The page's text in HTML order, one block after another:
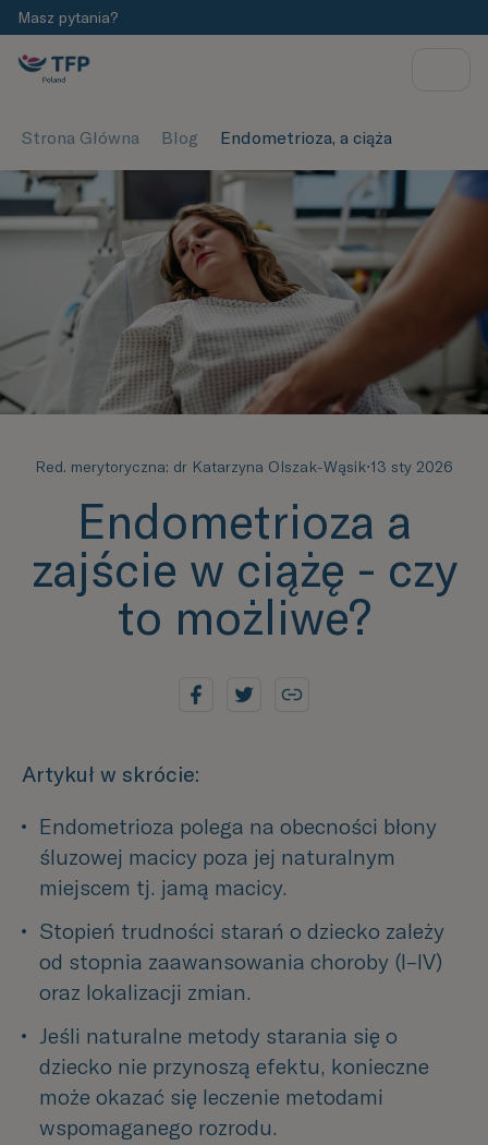
Masz pytania?
Strona Główna Blog Endometrioza, a ciąża
Red. merytoryczna: dr Katarzyna Olszak-Wąsik⋅13 sty 2026
Endometrioza a
zajście w ciążę - czy
to możliwe?
Artykuł w skrócie:
Endometrioza polega na obecności błony
śluzowej macicy poza jej naturalnym
miejscem tj. jamą macicy.
Stopień trudności starań o dziecko zależy
od stopnia zaawansowania choroby (I–IV)
oraz lokalizacji zmian.
Jeśli naturalne metody starania się o
dziecko nie przynoszą efektu, konieczne
może okazać się leczenie metodami
wspomaganego rozrodu.